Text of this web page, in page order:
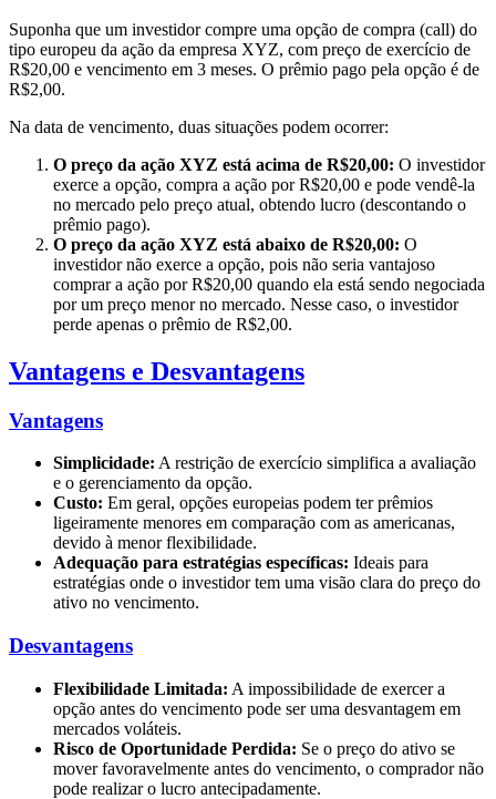
Suponha que um investidor compre uma opção de compra (call) do
tipo europeu da ação da empresa XYZ, com preço de exercício de
R$20,00 e vencimento em 3 meses. O prêmio pago pela opção é de
R$2,00.
Na data de vencimento, duas situações podem ocorrer:
O preço da ação XYZ está acima de R$20,00: O investidor
exerce a opção, compra a ação por R$20,00 e pode vendê-la
no mercado pelo preço atual, obtendo lucro (descontando o
prêmio pago).
O preço da ação XYZ está abaixo de R$20,00: O
investidor não exerce a opção, pois não seria vantajoso
comprar a ação por R$20,00 quando ela está sendo negociada
por um preço menor no mercado. Nesse caso, o investidor
perde apenas o prêmio de R$2,00.
Vantagens e Desvantagens
Vantagens
Simplicidade: A restrição de exercício simplifica a avaliação
e o gerenciamento da opção.
Custo: Em geral, opções europeias podem ter prêmios
ligeiramente menores em comparação com as americanas,
devido à menor flexibilidade.
Adequação para estratégias específicas: Ideais para
estratégias onde o investidor tem uma visão clara do preço do
ativo no vencimento.
Desvantagens
Flexibilidade Limitada: A impossibilidade de exercer a
opção antes do vencimento pode ser uma desvantagem em
mercados voláteis.
Risco de Oportunidade Perdida: Se o preço do ativo se
mover favoravelmente antes do vencimento, o comprador não
pode realizar o lucro antecipadamente.